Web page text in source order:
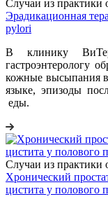
Случаи из практики
Эрадикационная
pylori
В клинику
гастроэнтерологу
кожные высыпания
языке, эпизоды
еды.
Случаи из практики
Хронический
цистита у полового